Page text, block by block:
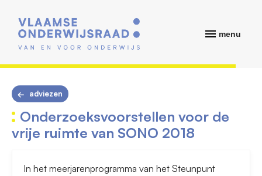
menu
adviezen
Onderzoeksvoorstellen voor de
vrije ruimte van SONO 2018
In het meerjarenprogramma van het Steunpunt